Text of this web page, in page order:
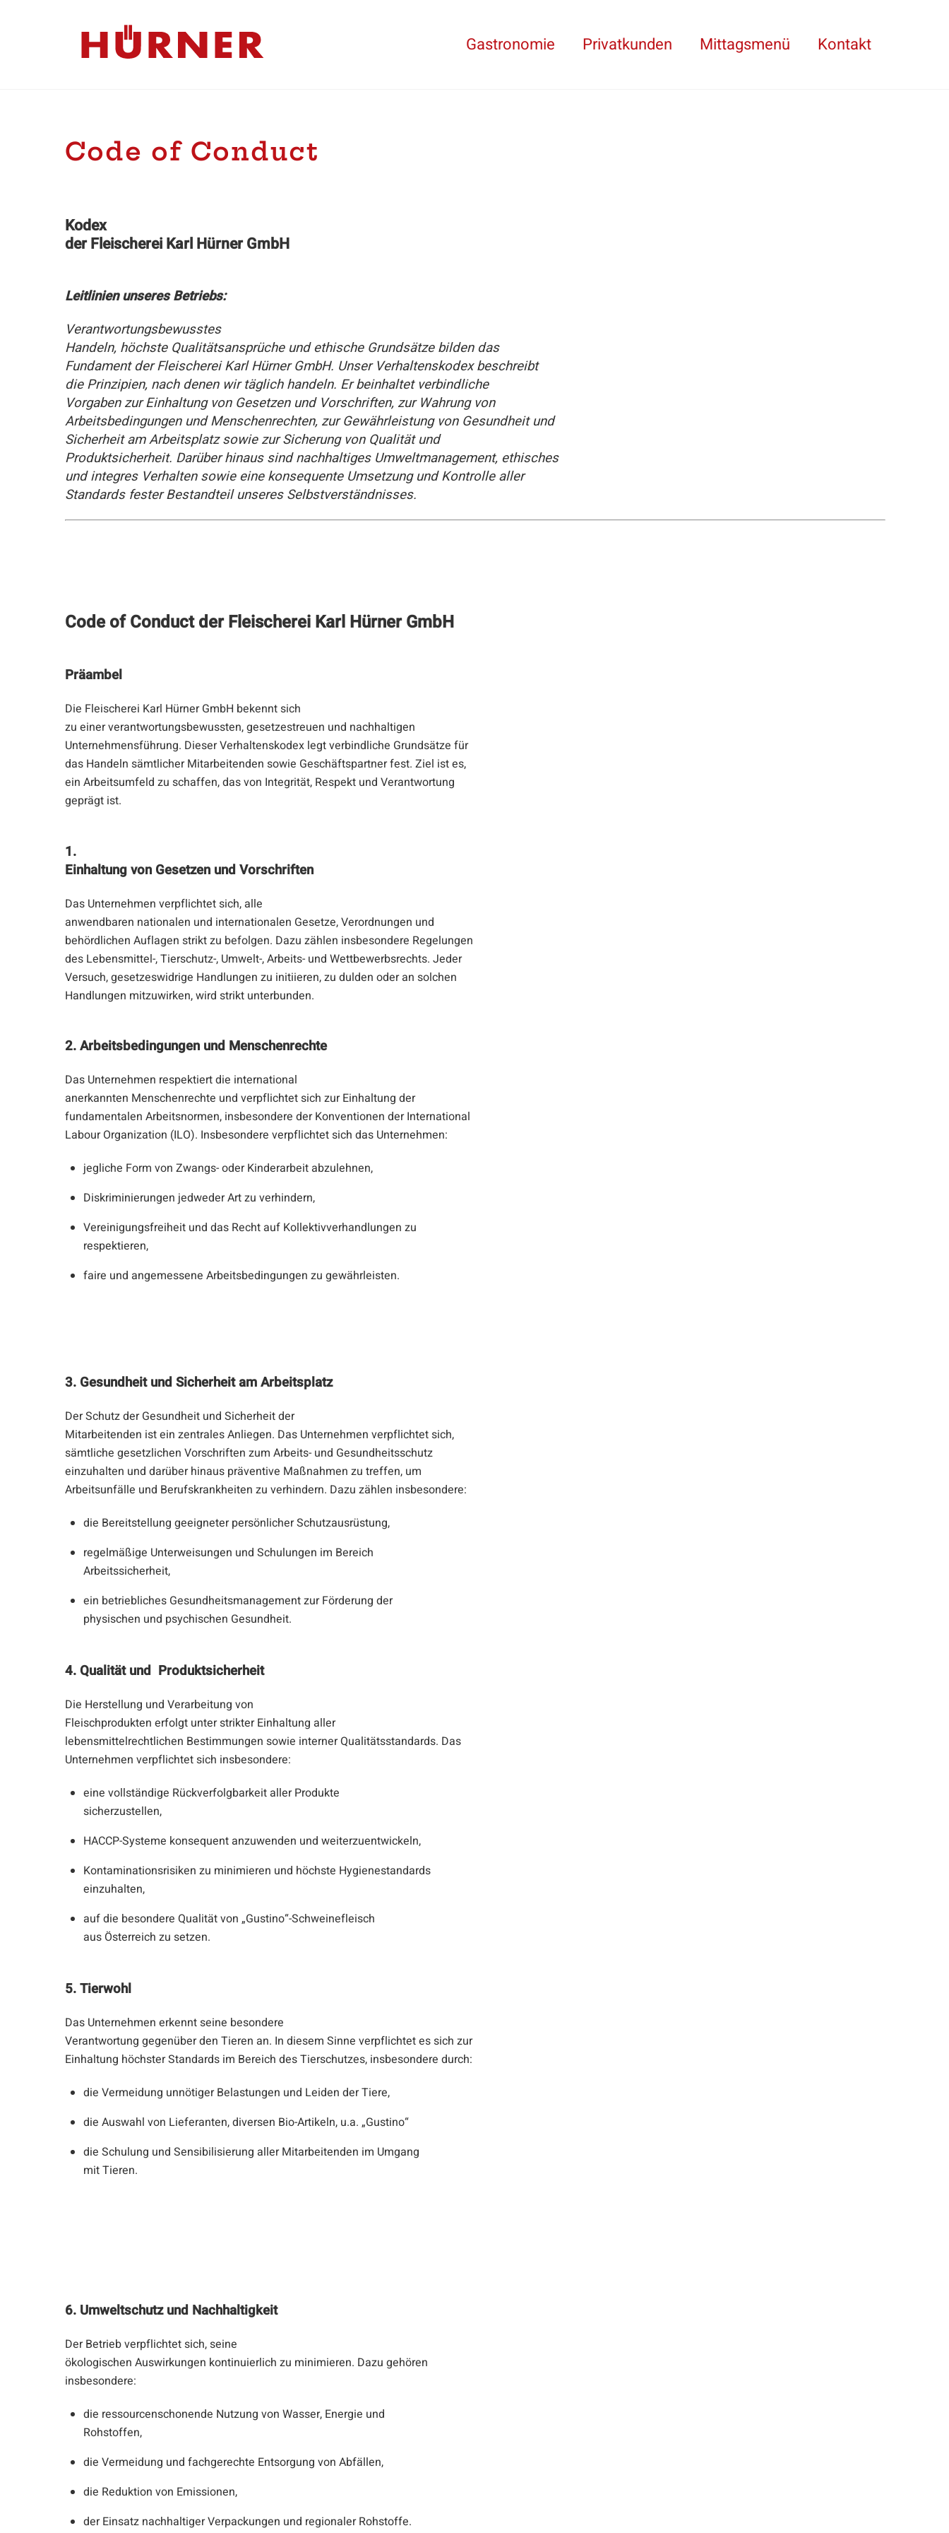
Gastronomie Privatkunden Mittagsmenü Kontakt
Code of Conduct
Kodex
der Fleischerei Karl Hürner GmbH
Leitlinien unseres Betriebs:
Verantwortungsbewusstes
Handeln, höchste Qualitätsansprüche und ethische Grundsätze bilden das
Fundament der Fleischerei Karl Hürner GmbH. Unser Verhaltenskodex beschreibt
die Prinzipien, nach denen wir täglich handeln. Er beinhaltet verbindliche
Vorgaben zur Einhaltung von Gesetzen und Vorschriften, zur Wahrung von
Arbeitsbedingungen und Menschenrechten, zur Gewährleistung von Gesundheit und
Sicherheit am Arbeitsplatz sowie zur Sicherung von Qualität und
Produktsicherheit. Darüber hinaus sind nachhaltiges Umweltmanagement, ethisches
und integres Verhalten sowie eine konsequente Umsetzung und Kontrolle aller
Standards fester Bestandteil unseres Selbstverständnisses.
Code of Conduct der Fleischerei Karl Hürner GmbH
Präambel
Die Fleischerei Karl Hürner GmbH bekennt sich
zu einer verantwortungsbewussten, gesetzestreuen und nachhaltigen
Unternehmensführung. Dieser Verhaltenskodex legt verbindliche Grundsätze für
das Handeln sämtlicher Mitarbeitenden sowie Geschäftspartner fest. Ziel ist es,
ein Arbeitsumfeld zu schaffen, das von Integrität, Respekt und Verantwortung
geprägt ist.
1.
Einhaltung von Gesetzen und Vorschriften
Das Unternehmen verpflichtet sich, alle
anwendbaren nationalen und internationalen Gesetze, Verordnungen und
behördlichen Auflagen strikt zu befolgen. Dazu zählen insbesondere Regelungen
des Lebensmittel-, Tierschutz-, Umwelt-, Arbeits- und Wettbewerbsrechts. Jeder
Versuch, gesetzeswidrige Handlungen zu initiieren, zu dulden oder an solchen
Handlungen mitzuwirken, wird strikt unterbunden.
2. Arbeitsbedingungen und Menschenrechte
Das Unternehmen respektiert die international
anerkannten Menschenrechte und verpflichtet sich zur Einhaltung der
fundamentalen Arbeitsnormen, insbesondere der Konventionen der International
Labour Organization (ILO). Insbesondere verpflichtet sich das Unternehmen:
jegliche Form von Zwangs- oder Kinderarbeit abzulehnen,
Diskriminierungen jedweder Art zu verhindern,
Vereinigungsfreiheit und das Recht auf Kollektivverhandlungen zu
respektieren,
faire und angemessene Arbeitsbedingungen zu gewährleisten.
3. Gesundheit und Sicherheit am Arbeitsplatz
Der Schutz der Gesundheit und Sicherheit der
Mitarbeitenden ist ein zentrales Anliegen. Das Unternehmen verpflichtet sich,
sämtliche gesetzlichen Vorschriften zum Arbeits- und Gesundheitsschutz
einzuhalten und darüber hinaus präventive Maßnahmen zu treffen, um
Arbeitsunfälle und Berufskrankheiten zu verhindern. Dazu zählen insbesondere:
die Bereitstellung geeigneter persönlicher Schutzausrüstung,
regelmäßige Unterweisungen und Schulungen im Bereich
Arbeitssicherheit,
ein betriebliches Gesundheitsmanagement zur Förderung der
physischen und psychischen Gesundheit.
4. Qualität und Produktsicherheit
Die Herstellung und Verarbeitung von
Fleischprodukten erfolgt unter strikter Einhaltung aller
lebensmittelrechtlichen Bestimmungen sowie interner Qualitätsstandards. Das
Unternehmen verpflichtet sich insbesondere:
eine vollständige Rückverfolgbarkeit aller Produkte
sicherzustellen,
HACCP-Systeme konsequent anzuwenden und weiterzuentwickeln,
Kontaminationsrisiken zu minimieren und höchste Hygienestandards
einzuhalten,
auf die besondere Qualität von „Gustino“-Schweinefleisch
aus Österreich zu setzen.
5. Tierwohl
Das Unternehmen erkennt seine besondere
Verantwortung gegenüber den Tieren an. In diesem Sinne verpflichtet es sich zur
Einhaltung höchster Standards im Bereich des Tierschutzes, insbesondere durch:
die Vermeidung unnötiger Belastungen und Leiden der Tiere,
die Auswahl von Lieferanten, diversen Bio-Artikeln, u.a. „Gustino“
die Schulung und Sensibilisierung aller Mitarbeitenden im Umgang
mit Tieren.
6. Umweltschutz und Nachhaltigkeit
Der Betrieb verpflichtet sich, seine
ökologischen Auswirkungen kontinuierlich zu minimieren. Dazu gehören
insbesondere:
die ressourcenschonende Nutzung von Wasser, Energie und
Rohstoffen,
die Vermeidung und fachgerechte Entsorgung von Abfällen,
die Reduktion von Emissionen,
der Einsatz nachhaltiger Verpackungen und regionaler Rohstoffe.